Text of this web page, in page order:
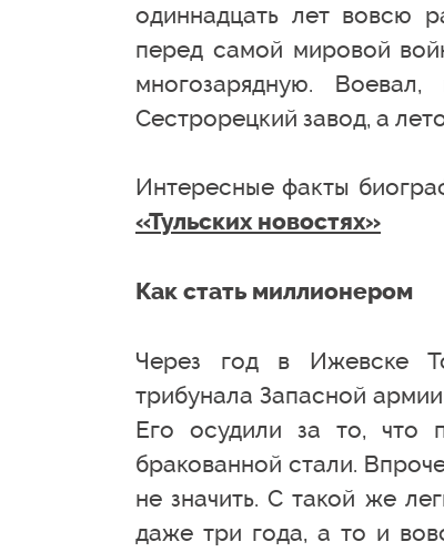
одиннадцать лет вовсю
перед самой мировой
многозарядную.
Сестрорецкий завод, а
Интересные факты
«Тульских новостях»
Как стать миллионером
Через год в Ижевске
трибунала Запасной
Его осудили за то, что
бракованной стали.
не значить. С такой же
даже три года, а то и